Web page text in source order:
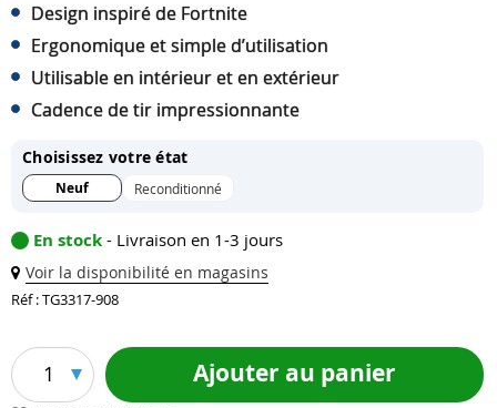
Design inspiré de Fortnite
Ergonomique et simple d’utilisation
Utilisable en intérieur et en extérieur
Cadence de tir impressionnante
Choisissez votre état
Neuf Reconditionné
En stock - Livraison en 1-3 jours
Voir la disponibilité en magasins
Réf : TG3317-908
1 Ajouter au panier